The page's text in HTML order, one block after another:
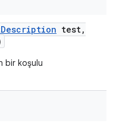
Description test,
bir koşulu